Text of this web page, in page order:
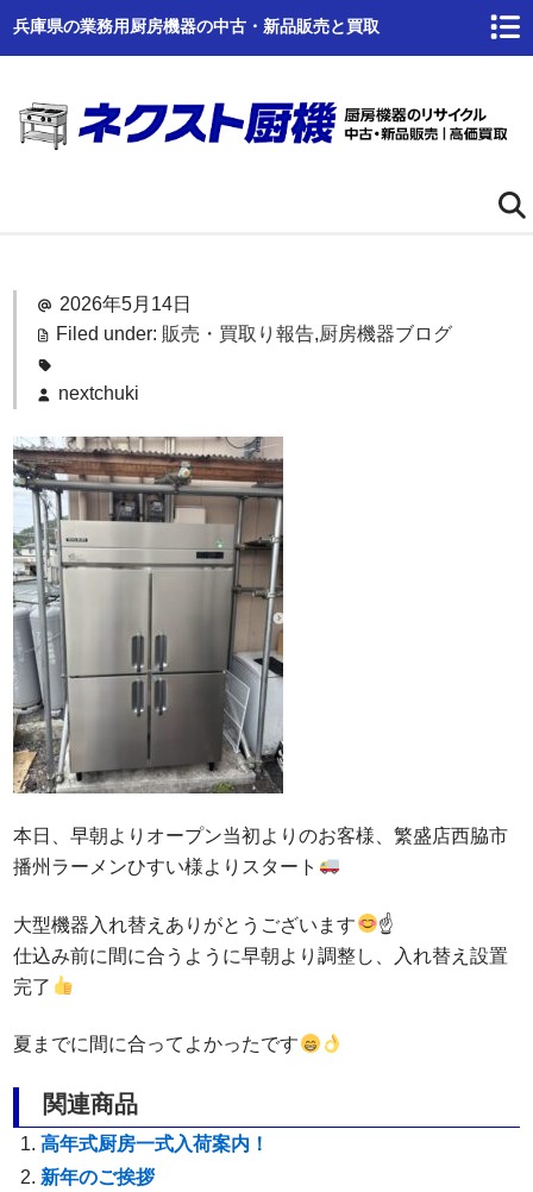
兵庫県の業務用厨房機器の中古・新品販売と買取
ネクスト厨機とは
商品一覧
高価買取
商品倉庫
Q&A
事業案内
ブログ
お問い合わせ
2026年5月14日
Filed under: 販売・買取り報告,厨房機器ブログ
nextchuki
本日、早朝よりオープン当初よりのお客様、繁盛店西脇市
播州ラーメンひすい様よりスタート
大型機器入れ替えありがとうございます
☝
仕込み前に間に合うように早朝より調整し、入れ替え設置
完了
夏までに間に合ってよかったです
関連商品
高年式厨房一式入荷案内！
新年のご挨拶